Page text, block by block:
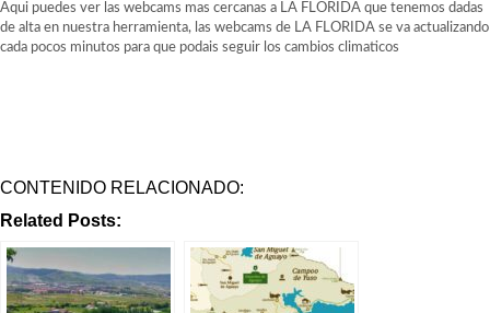
Aqui puedes ver las webcams mas cercanas a LA FLORIDA que tenemos dadas
de alta en nuestra herramienta, las webcams de LA FLORIDA se va actualizando
cada pocos minutos para que podais seguir los cambios climaticos
CONTENIDO RELACIONADO:
Related Posts: